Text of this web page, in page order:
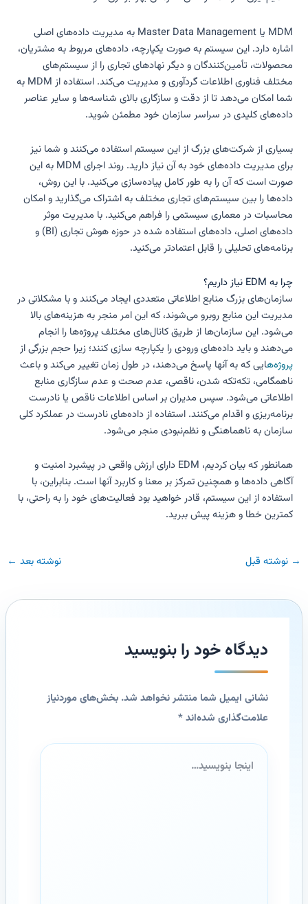
MDM یا Master Data Management به مدیریت داده‌های اصلی
اشاره دارد. این سیستم به صورت یکپارچه، داده‌های مربوط به مشتریان،
محصولات، تأمین‌کنندگان و دیگر نهادهای تجاری را از سیستم‌های
مختلف فناوری اطلاعات گردآوری و مدیریت می‌کند. استفاده از MDM به
شما امکان می‌دهد تا از دقت و سازگاری بالای شناسه‌ها و سایر عناصر
داده‌های کلیدی در سراسر سازمان خود مطمئن شوید.
بسیاری از شرکت‌های بزرگ از این سیستم استفاده می‌کنند و شما نیز
برای مدیریت داده‌های خود به آن نیاز دارید. روند اجرای MDM به این
صورت است که آن را به طور کامل پیاده‌سازی می‌کنید. با این روش،
داده‌ها را بین سیستم‌های تجاری مختلف به اشتراک می‌گذارید و امکان
محاسبات در معماری سیستمی را فراهم می‌کنید. با مدیریت موثر
داده‌های اصلی، داده‌های استفاده شده در حوزه هوش تجاری (BI) و
برنامه‌های تحلیلی را قابل اعتمادتر می‌کنید.
چرا به EDM نیاز داریم؟
سازمان‌های بزرگ منابع اطلاعاتی متعددی ایجاد می‌کنند و با مشکلاتی در
مدیریت این منابع روبرو می‌شوند، که این امر منجر به هزینه‌های بالا
می‌شود. این سازمان‌ها از طریق کانال‌های مختلف پروژه‌ها را انجام
می‌دهند و باید داده‌های ورودی را یکپارچه سازی کنند؛ زیرا حجم بزرگی از
پروژه‌هایی که به آنها پاسخ می‌دهند، در طول زمان تغییر می‌کند و باعث
ناهمگامی، تکه‌تکه شدن، ناقصی، عدم صحت و عدم سازگاری منابع
اطلاعاتی می‌شود. سپس مدیران بر اساس اطلاعات ناقص یا نادرست
برنامه‌ریزی و اقدام می‌کنند. استفاده از داده‌های نادرست در عملکرد کلی
سازمان به ناهماهنگی و نظم‌نبودی منجر می‌شود.
همانطور که بیان کردیم، EDM دارای ارزش واقعی در پیشبرد امنیت و
آگاهی داده‌ها و همچنین تمرکز بر معنا و کاربرد آنها است. بنابراین، با
استفاده از این سیستم، قادر خواهید بود فعالیت‌های خود را به راحتی، با
کمترین خطا و هزینه پیش ببرید.
→ نوشته قبل نوشته بعد ←
دیدگاه‌ خود را بنویسید
نشانی ایمیل شما منتشر نخواهد شد. بخش‌های موردنیاز
علامت‌گذاری شده‌اند*
اینجا
بنویسید…